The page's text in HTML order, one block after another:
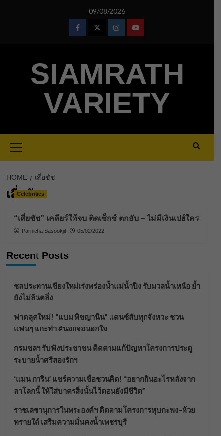
09/08/2026
FacebookTwitterInstagramYoutube
SIAMRATH
VARIETY
Menu
HOME เสี่ยชัช
เสี่ยชัช
Celebrities
“เสี่ยชัช” เคลียร์ให้จบ ติดเซ็กซ์ ตกอับ – ไม่มีเงินเปย์ใคร
Parnicha Sasookjit 05/02/2022
Recent Posts
ชลประทานเชียงใหม่เร่งพร่องน้ำแม่น้ำปิง รับมวลน้ำเหนือ ย้ำ
ยังไม่ล้นตลิ่ง
ฟาดลุคใหม่! “แบม พิชญานิน” แดนซ์สับทุกจังหวะ ชวน
แฟนๆ แกะท่า #นอกจอนอกใจ
กรมชลฯ รับฟังประชาชน ติดตามแก้ปัญหาโครงการประตู
ระบายน้ำศรีสองรักฯ
‘แมน การิน’ แชร์ความเชื่อชวนคิด! “อยากกินอะไรหลังจาก
ลาโลกนี้ ให้ใส่บาตรสิ่งนั้นไว้ตอนยังมีชีวิต”
ราชเลขานุการในพระองค์ฯ ติดตามโครงการหุบกะพง–ห้วย
ทรายใต้ เสริมความมั่นคงน้ำเพชรบุรี